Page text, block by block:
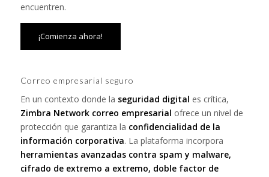
encuentren.
¡Comienza ahora!
Correo empresarial seguro
En un contexto donde la seguridad digital es crítica,
Zimbra Network correo empresarial ofrece un nivel de
protección que garantiza la confidencialidad de la
información corporativa. La plataforma incorpora
herramientas avanzadas contra spam y malware,
cifrado de extremo a extremo, doble factor de